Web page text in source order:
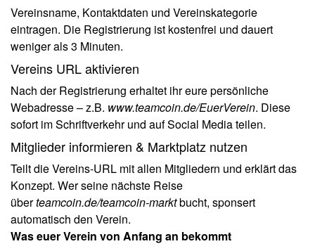
Vereinsname, Kontaktdaten und Vereinskategorie
eintragen. Die Registrierung ist kostenfrei und dauert
weniger als 3 Minuten.
Vereins URL aktivieren
Nach der Registrierung erhaltet ihr eure persönliche
Webadresse – z.B. www.teamcoin.de/EuerVerein. Diese
sofort im Schriftverkehr und auf Social Media teilen.
Mitglieder informieren & Marktplatz nutzen
Teilt die Vereins-URL mit allen Mitgliedern und erklärt das
Konzept. Wer seine nächste Reise
überteamcoin.de/teamcoin-marktbucht, sponsert
automatisch den Verein.
Was euer Verein von Anfang an bekommt